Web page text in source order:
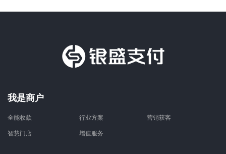
我是商户
全能收款 行业方案 营销获客
智慧门店 增值服务